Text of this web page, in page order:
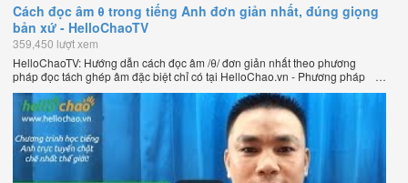
Cách đọc âm θ trong tiếng Anh đơn giản nhất, đúng giọng
bản xứ - HelloChaoTV
359,450 lượt xem
HelloChaoTV: Hướng dẫn cách đọc âm /θ/ đơn giản nhất theo phương
pháp đọc tách ghép âm đặc biệt chỉ có tại HelloChao.vn - Phương pháp
luyện phát âm chuẩn giọng bản xứ dễ dàng và hiệu quả nhất lần đầu tiên
xuất hiện trên thế giới, của thầy Phạm Việt Thắng, đồng sáng lập trang
HelloChao.vn - Chương trình dạy tiếng Anh trực tuyến chặt chẽ nhất thế